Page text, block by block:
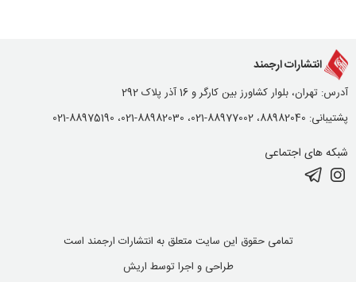
انتشارات ارجمند
آدرس: تهران، بلوار کشاورز بین کارگر و 16 آذر پلاک 292
پشتیبانی: 88982040، 88977002-021، 88982030-021، 88975190-021
شبکه های اجتماعی
تمامی حقوق این سایت متعلق به انتشارات ارجمند است
طراحی و اجرا توسط اریش